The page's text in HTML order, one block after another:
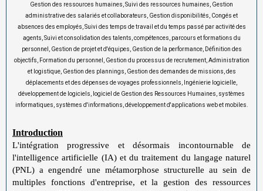
Gestion des ressources humaines, Suivi des ressources humaines, Gestion
administrative des salariés et collaborateurs, Gestion disponibilités, Congés et
absences des employés, Suivi des temps de travail et du temps passé par activité des
agents, Suivi et consolidation des talents, compétences, parcours et formations du
personnel, Gestion de projet et d'équipes, Gestion de la performance, Définition des
objectifs, Formation du personnel, Gestion du processus de recrutement, Administration
et logistique, Gestion des plannings, Gestion des demandes de missions, des
déplacements et des dépenses de voyages professionnels, Ingénierie logicielle,
développement de logiciels, logiciel de Gestion des Ressources Humaines, systèmes
informatiques, systèmes d'informations, développement d'applications web et mobiles.
Introduction
L'intégration progressive et désormais incontournable de
l'intelligence artificielle (IA) et du traitement du langage naturel
(PNL) a engendré une métamorphose structurelle au sein de
multiples fonctions d'entreprise, et la gestion des ressources